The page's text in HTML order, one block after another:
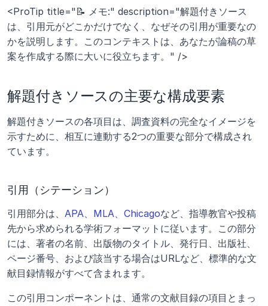
<ProTip title="📝 メモ:" description="解題付きソース
は、引用元がどこかだけでなく、なぜその引用が重要なの
かを説明します。このコンテキストは、あなたが論稿の草
案を作成する際に大いに役立ちます。" />
解題付きソースの主要な構成要素
解題付きソースの各項目は、調査資料の完全なイメージを
示すために、相互に連動する2つの重要な部分で構成され
ています。
引用（シテーション）
引用部分は、 APA、MLA、Chicagoなど、指導教官や投稿
先から求められる学術フォーマットに従います。この部分
には、著者の名前、出版物のタイトル、発行日、出版社、
ページ番号、および該当する場合はURLなど、標準的な文
献目録情報がすべて含まれます。
この引用コンポーネントは、通常の文献目録の項目とまっ